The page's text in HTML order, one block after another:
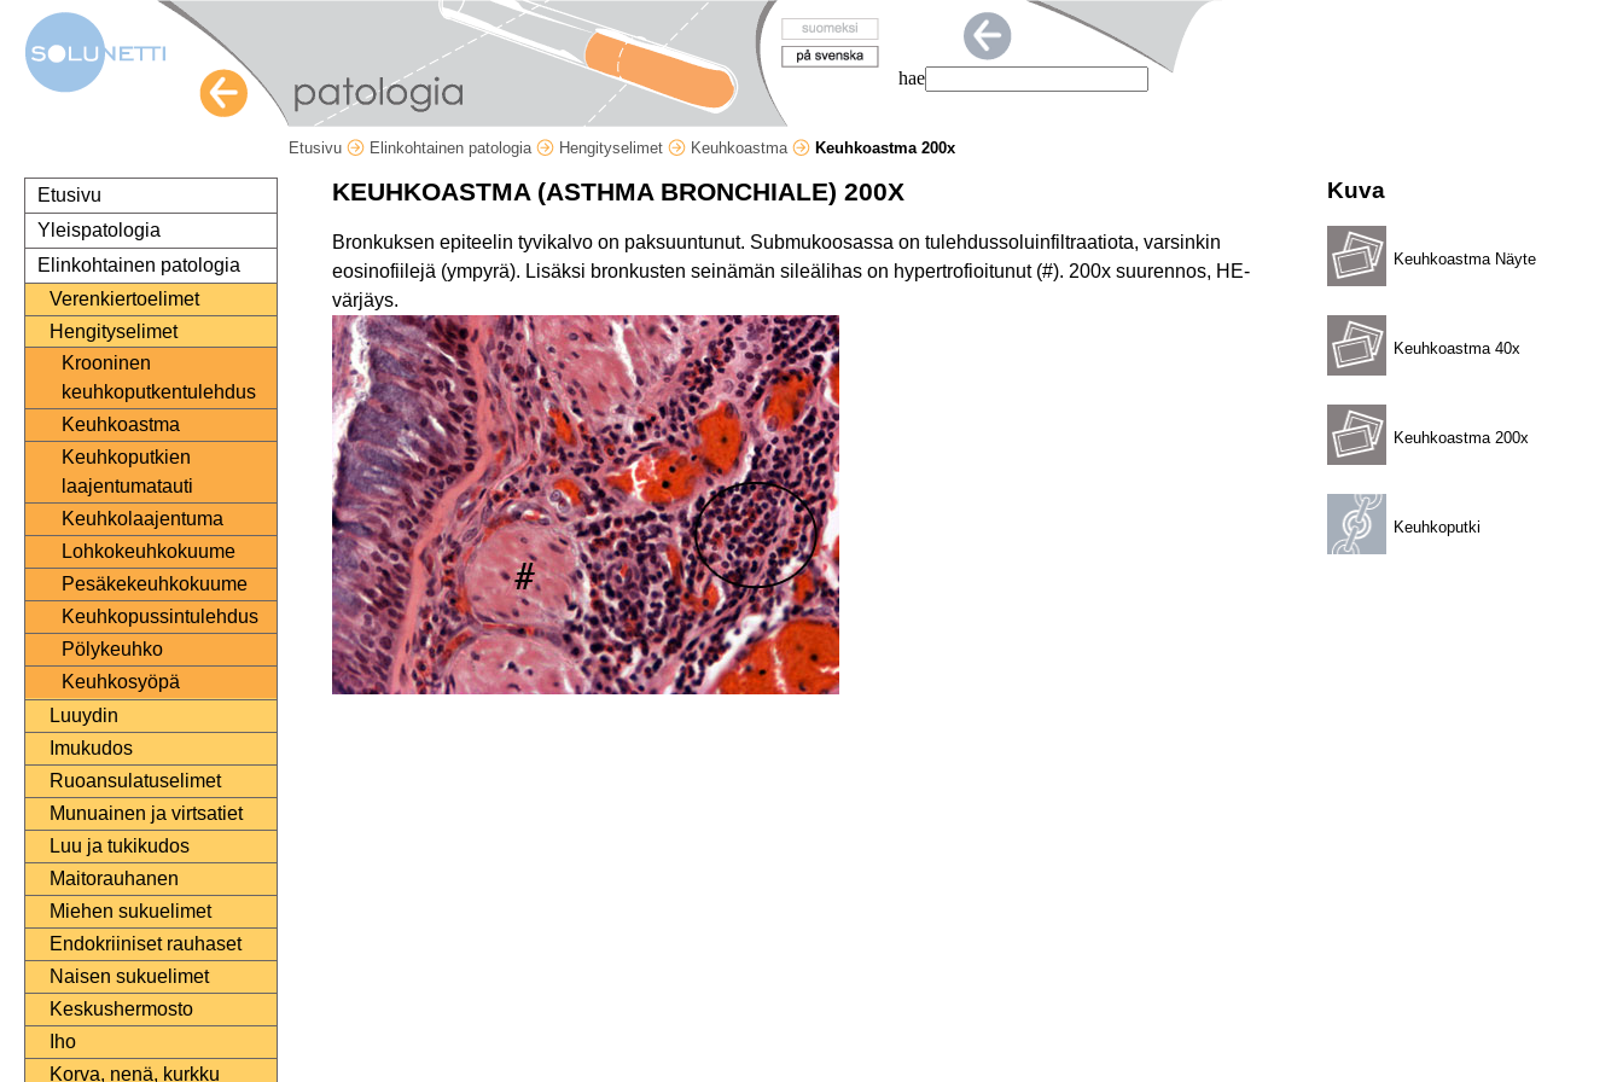
hae
Etusivu Elinkohtainen patologia Hengityselimet Keuhkoastma Keuhkoastma 200x
Etusivu
Yleispatologia
Elinkohtainen patologia
Verenkiertoelimet
Hengityselimet
Krooninen
keuhkoputkentulehdus
Keuhkoastma
Keuhkoputkien
laajentumatauti
Keuhkolaajentuma
Lohkokeuhkokuume
Pesäkekeuhkokuume
Keuhkopussintulehdus
Pölykeuhko
Keuhkosyöpä
Luuydin
Imukudos
Ruoansulatuselimet
Munuainen ja virtsatiet
Luu ja tukikudos
Maitorauhanen
Miehen sukuelimet
Endokriiniset rauhaset
Naisen sukuelimet
Keskushermosto
Iho
Korva, nenä, kurkku
Kuva
Keuhkoastma Näyte
Keuhkoastma 40x
Keuhkoastma 200x
Keuhkoputki
KEUHKOASTMA (ASTHMA BRONCHIALE) 200X
Bronkuksen epiteelin tyvikalvo on paksuuntunut. Submukoosassa on tulehdussoluinfiltraatiota, varsinkin
eosinofiilejä (ympyrä). Lisäksi bronkusten seinämän sileälihas on hypertrofioitunut (#). 200x suurennos, HE-
värjäys.